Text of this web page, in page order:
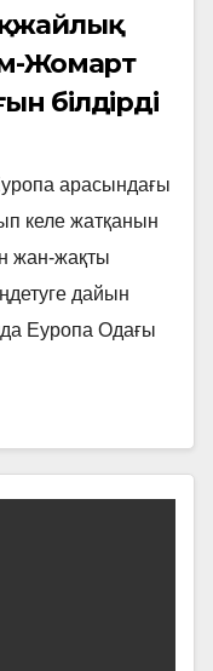
Жомарт
білдірді
арасындағы
келе жатқанын
жан-жақты
дайын
Еуропа Одағы